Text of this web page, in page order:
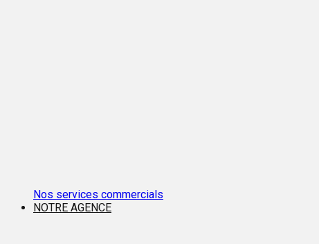
Nos services commercials
NOTRE AGENCE